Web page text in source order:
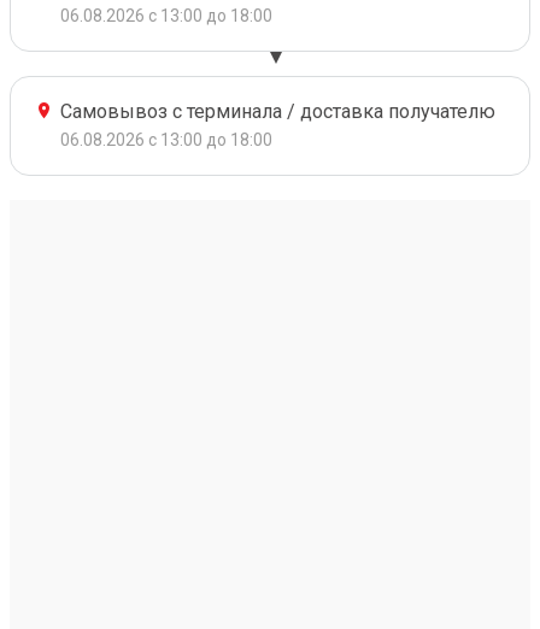
06.08.2026 с 13:00 до 18:00
Самовывоз с терминала / доставка получателю
06.08.2026 с 13:00 до 18:00